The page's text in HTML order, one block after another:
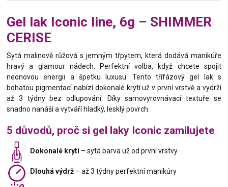
Gel lak Iconic line, 6g – SHIMMER
CERISE
Sytá malinově růžová s jemným třpytem, která dodává manikúře
hravý a glamour nádech. Perfektní volba, když chcete spojit
neonovou energii a špetku luxusu. Tento třífázový gel lak s
bohatou pigmentací nabízí dokonalé krytí už v první vrstvě a vydrží
až 3 týdny bez odlupování. Díky samovyrovnávací textuře se
snadno nanáší a vytváří hladký, lesklý povrch.
5 důvodů, proč si gel laky Iconic zamilujete
Dokonalé krytí– sytá barva už od první vrstvy
Dlouhá výdrž – až 3 týdny perfektní manikúry